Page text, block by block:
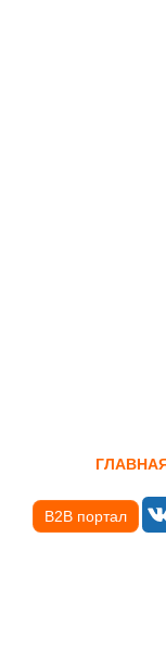
B2B портал